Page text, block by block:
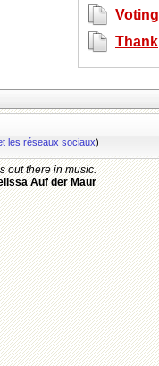
Voting
Thank
les réseaux sociaux)
out there in music.
Auf der Maur